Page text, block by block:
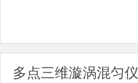
多点三维漩涡混匀仪